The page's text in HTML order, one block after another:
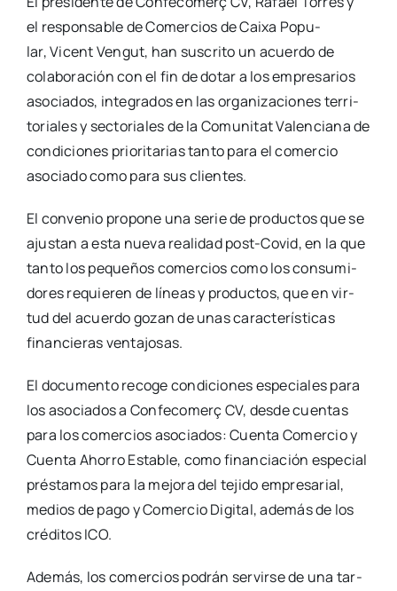
el res­pon­sa­ble de Comer­cios de Cai­xa Popu­
lar, Vicent Ven­gut, han sus­cri­to un acuer­do de
cola­bo­ra­ción con el fin de dotar a los empre­sa­rios
aso­cia­dos, inte­gra­dos en las orga­ni­za­cio­nes terri­
to­ria­les y sec­to­ria­les de la Comu­ni­tat Valen­cia­na de
con­di­cio­nes prio­ri­ta­rias tan­to para el comer­cio
aso­cia­do como para sus clien­tes.
El con­ve­nio pro­po­ne una serie de pro­duc­tos que se
ajus­tan a esta nue­va reali­dad post-Covid, en la que
tan­to los peque­ños comer­cios como los con­su­mi­
do­res requie­ren de líneas y pro­duc­tos, que en vir­
tud del acuer­do gozan de unas carac­te­rís­ti­cas
finan­cie­ras ven­ta­jo­sas.
El docu­men­to reco­ge con­di­cio­nes espe­cia­les para
los aso­cia­dos a Con­fe­co­me­rç CV, des­de cuen­tas
para los comer­cios aso­cia­dos: Cuen­ta Comer­cio y
Cuen­ta Aho­rro Esta­ble, como finan­cia­ción espe­cial
prés­ta­mos para la mejo­ra del teji­do empre­sa­rial,
medios de pago y Comer­cio Digi­tal, ade­más de los
cré­di­tos ICO.
Ade­más, los comer­cios podrán ser­vir­se de una tar­